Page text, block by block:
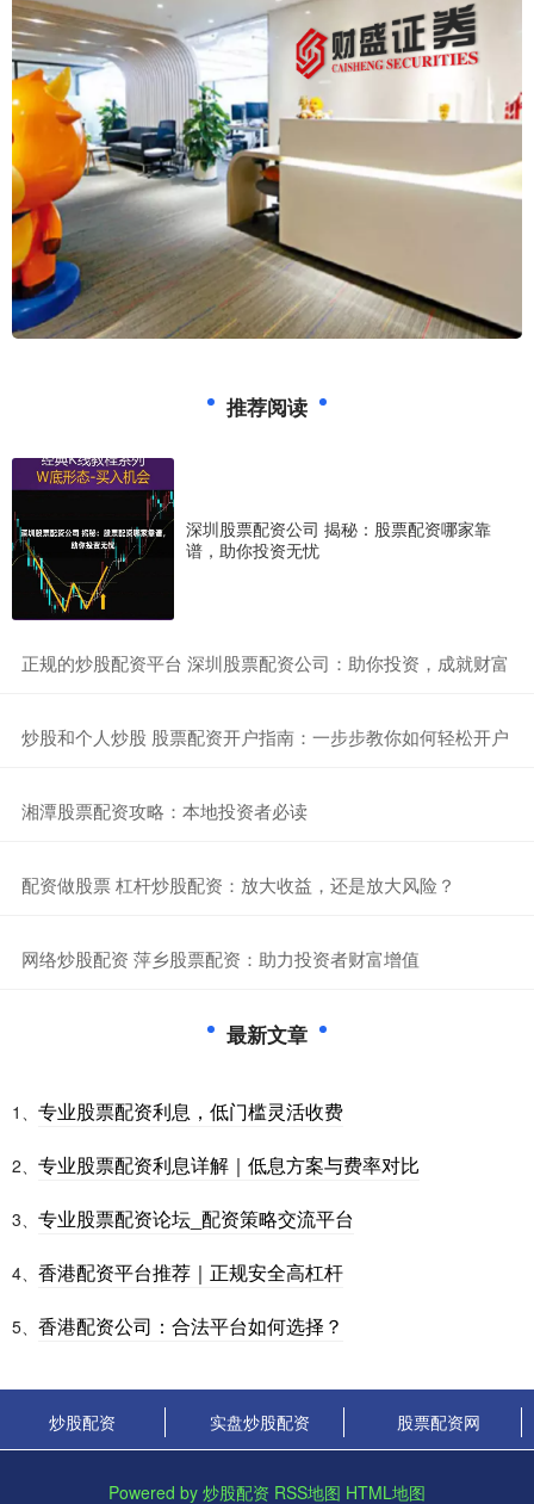
推荐阅读
深圳股票配资公司 揭秘：股票配资哪家靠
谱，助你投资无忧
​正规的炒股配资平台 深圳股票配资公司：助你投资，成就财富
​炒股和个人炒股 股票配资开户指南：一步步教你如何轻松开户
​湘潭股票配资攻略：本地投资者必读
​配资做股票 杠杆炒股配资：放大收益，还是放大风险？
​网络炒股配资 萍乡股票配资：助力投资者财富增值
最新文章
1、 专业股票配资利息，低门槛灵活收费
2、 专业股票配资利息详解｜低息方案与费率对比
3、 专业股票配资论坛_配资策略交流平台
4、 香港配资平台推荐｜正规安全高杠杆
5、 香港配资公司：合法平台如何选择？
炒股配资 实盘炒股配资 股票配资网
Powered by 炒股配资 RSS地图 HTML地图